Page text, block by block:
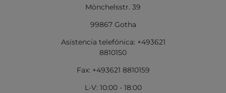
Mönchelsstr. 39
99867 Gotha
Asistencia telefónica: +493621
8810150
Fax: +493621 8810159
L-V: 10:00 - 18:00